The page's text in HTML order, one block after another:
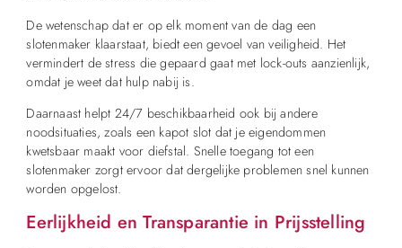
De wetenschap dat er op elk moment van de dag een
slotenmaker klaarstaat, biedt een gevoel van veiligheid. Het
vermindert de stress die gepaard gaat met lock-outs aanzienlijk,
omdat je weet dat hulp nabij is.
Daarnaast helpt 24/7 beschikbaarheid ook bij andere
noodsituaties, zoals een kapot slot dat je eigendommen
kwetsbaar maakt voor diefstal. Snelle toegang tot een
slotenmaker zorgt ervoor dat dergelijke problemen snel kunnen
worden opgelost.
Eerlijkheid en Transparantie in Prijsstelling